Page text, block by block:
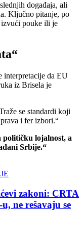
događaja, ali
Ključno pitanje, po
izvući pouke ili je
interpretacije da EU
iz Brisela je
se standardi koji
i fer izbori.“
političku lojalnost, a
Srbije.“
zakoni: CRTA
ne rešavaju se